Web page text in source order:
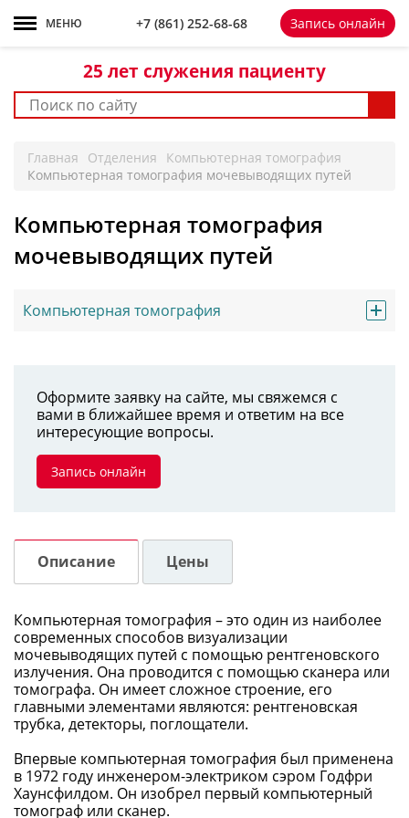
+7 861 252-68-68
25 лет служения пациенту
МЕНЮ +7 (861) 252-68-68 Запись онлайн
Главная Отделения
Компьютерная томография
Компьютерная томография мочевыводящих путей
Компьютерная томография
мочевыводящих путей
Компьютерная томография
Оформите заявку на сайте, мы свяжемся с
вами в ближайшее время и ответим на все
интересующие вопросы.
Запись онлайн
Описание Цены
Компьютерная томография – это один из наиболее
современных способов визуализации
мочевыводящих путей с помощью рентгеновского
излучения. Она проводится с помощью сканера или
томографа. Он имеет сложное строение, его
главными элементами являются: рентгеновская
трубка, детекторы, поглощатели.
Впервые компьютерная томография был применена
в 1972 году инженером-электриком сэром Годфри
Хаунсфилдом. Он изобрел первый компьютерный
томограф или сканер.